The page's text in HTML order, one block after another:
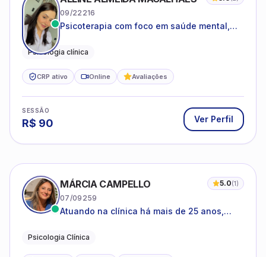
09/22216
Psicoterapia com foco em saúde mental,
adolescentes e adultos.
Psicologia clínica
CRP ativo Online Avaliações
SESSÃO
R$ 90 Ver Perfil
MÁRCIA CAMPELLO 5.0(1)
07/09259
Atuando na clínica há mais de 25 anos,
estruturas, com experiência em
Psicologia Clínica